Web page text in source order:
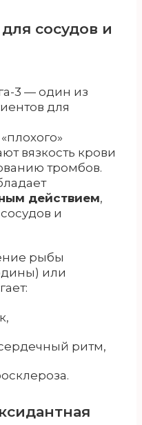
сосудов и
3 — один из
для
вязкость крови
тромбов.
действием,
и
рыбы
или
ритм,